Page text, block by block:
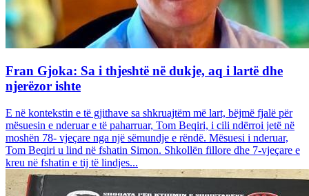
Fran Gjoka: Sa i thjeshtë në dukje, aq i lartë dhe
njerëzor ishte
E në kontekstin e të gjithave sa shkruajtëm më lart, bëjmë fjalë për
mësuesin e nderuar e të paharruar, Tom Beqiri, i cili ndërroi jetë në
moshën 78- vjeçare nga një sëmundje e rëndë. Mësuesi i nderuar,
Tom Beqiri u lind në fshatin Simon. Shkollën fillore dhe 7-vjeçare e
kreu në fshatin e tij të lindjes...